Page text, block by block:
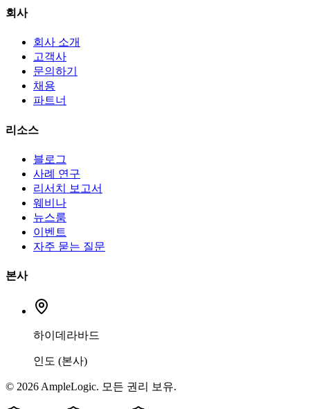
회사
회사 소개
고객사
문의하기
채용
파트너
리소스
블로그
사례 연구
리서치 보고서
웨비나
뉴스룸
이벤트
자주 묻는 질문
본사
하이데라바드
인도 (본사)
© 2026 AmpleLogic. 모든 권리 보유.